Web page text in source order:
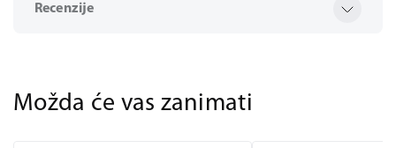
Recenzije
Možda će vas zanimati